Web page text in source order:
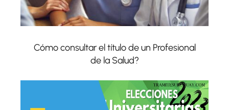
Cómo consultar el título de un Profesional
de la Salud?